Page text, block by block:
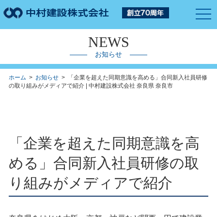
NEWS
お知らせ
ホーム > お知らせ> 「企業を超えた同期意識を高める」合同新入社員研修
の取り組みがメディアで紹介 | 中村建設株式会社 奈良県 奈良市
「企業を超えた同期意識を高
める」合同新入社員研修の取
り組みがメディアで紹介